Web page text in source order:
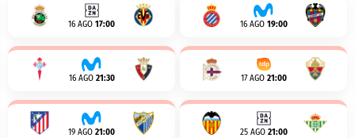
16 AGO 17:00 16 AGO 19:00
16 AGO 21:30 17 AGO 21:00
19 AGO 21:00 25 AGO 21:00